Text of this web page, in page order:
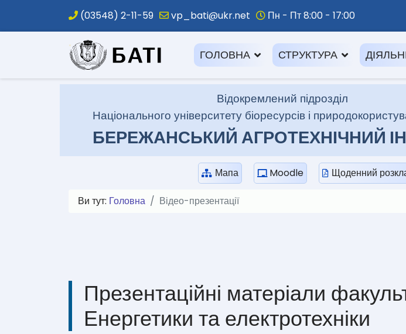
(03548) 2-11-59 vp_bati@ukr.net Пн - Пт 8:00 - 17:00
.
ГОЛОВНА СТРУКТУРА
Відокремлений підрозділ
Національного університету біоресурсів і
БЕРЕЖАНСЬКИЙ АГРОТЕХНІЧНИЙ
Мапа Moodle Щоденний
Ви тут: Головна Відео-презентації
Презентаційні матеріали
Енергетики та електротехніки